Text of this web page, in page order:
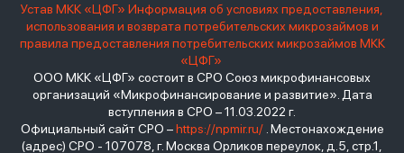
Устав МКК «ЦФГ» Информация об условиях предоставления,
использования и возврата потребительских микрозаймов и
правила предоставления потребительских микрозаймов МКК
«ЦФГ»
ООО МКК «ЦФГ» состоит в СРО Союз микрофинансовых
организаций «Микрофинансирование и развитие». Дата
вступления в СРО – 11.03.2022 г.
Официальный сайт СРО –https://npmir.ru/. Местонахождение
(адрес) СРО - 107078, г. Москва Орликов переулок, д.5, стр.1,